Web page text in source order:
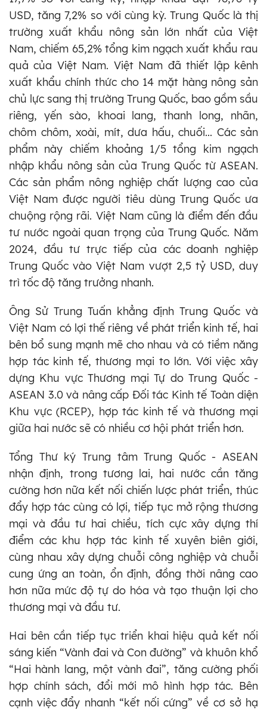
USD, tăng 7,2% so với cùng kỳ. Trung Quốc là thị
trường xuất khẩu nông sản lớn nhất của Việt
Nam, chiếm 65,2% tổng kim ngạch xuất khẩu rau
quả của Việt Nam. Việt Nam đã thiết lập kênh
xuất khẩu chính thức cho 14 mặt hàng nông sản
chủ lực sang thị trường Trung Quốc, bao gồm sầu
riêng, yến sào, khoai lang, thanh long, nhãn,
chôm chôm, xoài, mít, dưa hấu, chuối... Các sản
phẩm này chiếm khoảng 1/5 tổng kim ngạch
nhập khẩu nông sản của Trung Quốc từ ASEAN.
Các sản phẩm nông nghiệp chất lượng cao của
Việt Nam được người tiêu dùng Trung Quốc ưa
chuộng rộng rãi. Việt Nam cũng là điểm đến đầu
tư nước ngoài quan trọng của Trung Quốc. Năm
2024, đầu tư trực tiếp của các doanh nghiệp
Trung Quốc vào Việt Nam vượt 2,5 tỷ USD, duy
trì tốc độ tăng trưởng nhanh.
Ông Sử Trung Tuấn khẳng định Trung Quốc và
Việt Nam có lợi thế riêng về phát triển kinh tế, hai
bên bổ sung mạnh mẽ cho nhau và có tiềm năng
hợp tác kinh tế, thương mại to lớn. Với việc xây
dựng Khu vực Thương mại Tự do Trung Quốc -
ASEAN 3.0 và nâng cấp Đối tác Kinh tế Toàn diện
Khu vực (RCEP), hợp tác kinh tế và thương mại
giữa hai nước sẽ có nhiều cơ hội phát triển hơn.
Tổng Thư ký Trung tâm Trung Quốc - ASEAN
nhận định, trong tương lai, hai nước cần tăng
cường hơn nữa kết nối chiến lược phát triển, thúc
đẩy hợp tác cùng có lợi, tiếp tục mở rộng thương
mại và đầu tư hai chiều, tích cực xây dựng thí
điểm các khu hợp tác kinh tế xuyên biên giới,
cùng nhau xây dựng chuỗi công nghiệp và chuỗi
cung ứng an toàn, ổn định, đồng thời nâng cao
hơn nữa mức độ tự do hóa và tạo thuận lợi cho
thương mại và đầu tư.
Hai bên cần tiếp tục triển khai hiệu quả kết nối
sáng kiến “Vành đai và Con đường” và khuôn khổ
“Hai hành lang, một vành đai”, tăng cường phối
hợp chính sách, đổi mới mô hình hợp tác. Bên
cạnh việc đẩy nhanh “kết nối cứng” về cơ sở hạ